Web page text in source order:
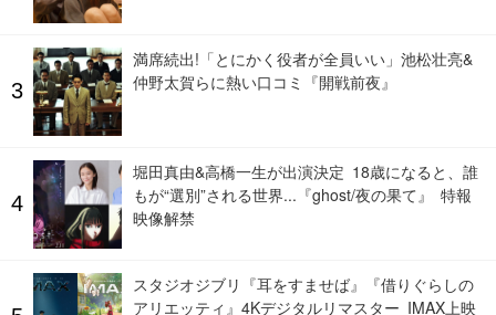
満席続出!「とにかく役者が全員いい」池松壮亮&
仲野太賀らに熱い口コミ『開戦前夜』
堀田真由&高橋一生が出演決定 18歳になると、誰
もが“選別”される世界...『ghost/夜の果て』 特報
映像解禁
スタジオジブリ『耳をすませば』『借りぐらしの
アリエッティ』4Kデジタルリマスター IMAX上映